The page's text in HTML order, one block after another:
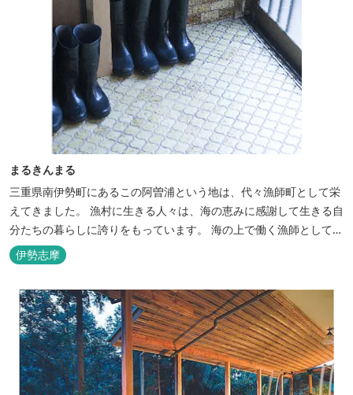
まるきんまる
三重県南伊勢町にあるこの阿曽浦という地は、代々漁師町として栄
えてきました。 漁村に生きる人々は、海の恵みに感謝して生きる自
分たちの暮らしに誇りをもっています。 海の上で働く漁師として、
自然とのかかわりを次世代につなぐ役割を果たすためにゲストハウ
スを始めました。 当ゲストハウスは一棟貸しです。 二階建ての一
す。
伊勢志摩